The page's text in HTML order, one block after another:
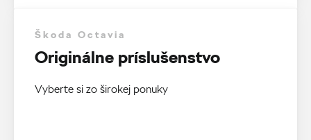
Škoda Octavia
Originálne príslušenstvo
Vyberte si zo širokej ponuky